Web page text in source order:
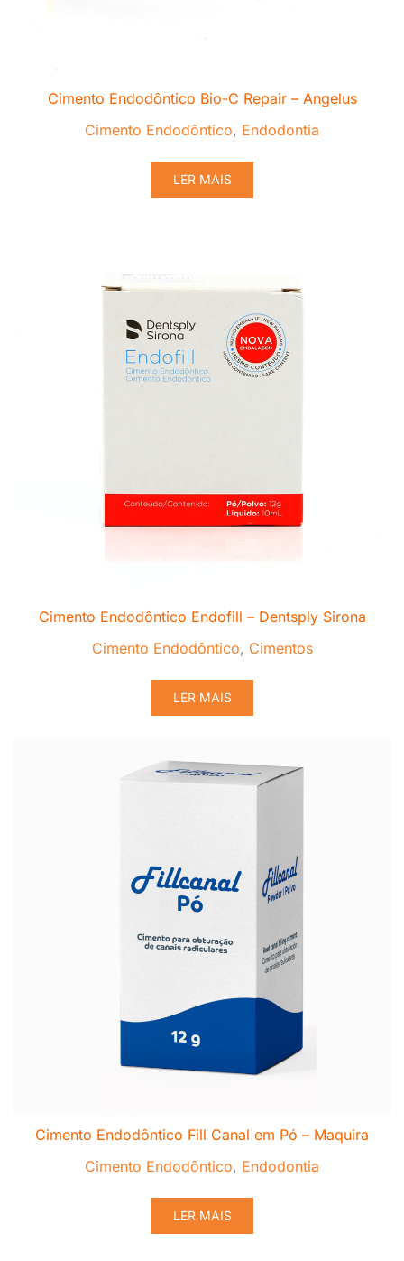
Cimento Endodôntico Bio-C Repair – Angelus
Cimento Endodôntico, Endodontia
LER MAIS
Cimento Endodôntico Endofill – Dentsply Sirona
Cimento Endodôntico, Cimentos
LER MAIS
Cimento Endodôntico Fill Canal em Pó – Maquira
Cimento Endodôntico, Endodontia
LER MAIS